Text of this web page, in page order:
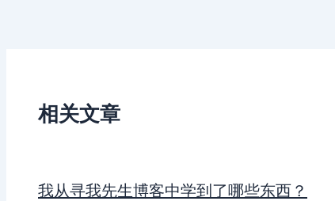
相关文章
我从寻我先生博客中学到了哪些东西？